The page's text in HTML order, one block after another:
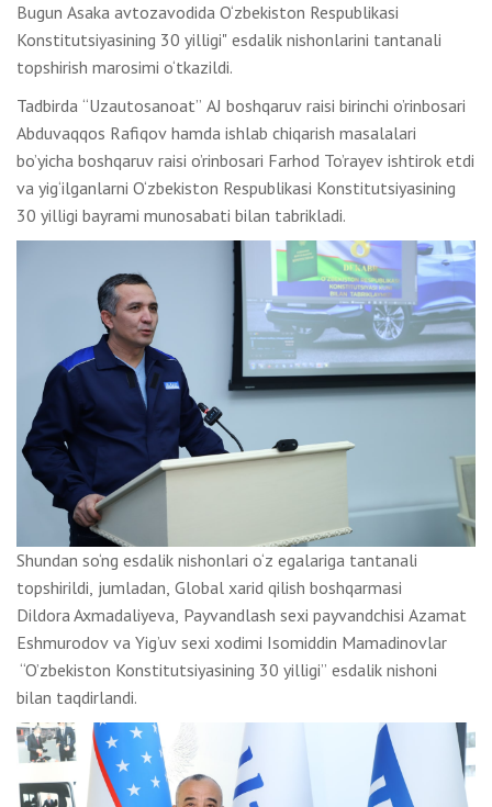
Bugun Asaka avtozavodida O‘zbekiston Respublikasi
Konstitutsiyasining 30 yilligi" esdalik nishonlarini tantanali
topshirish marosimi o‘tkazildi.
Tadbirda “Uzautosanoat” AJ boshqaruv raisi birinchi o’rinbosari
Abduvaqqos Rafiqov hamda ishlab chiqarish masalalari
bo’yicha boshqaruv raisi o’rinbosari Farhod To’rayev ishtirok etdi
va yig‘ilganlarni O‘zbekiston Respublikasi Konstitutsiyasining
30 yilligi bayrami munosabati bilan tabrikladi.
Shundan so‘ng esdalik nishonlari o‘z egalariga tantanali
topshirildi, jumladan, Global xarid qilish boshqarmasi
Dildora Axmadaliyeva, Payvandlash sexi payvandchisi Azamat
Eshmurodov va Yig’uv sexi xodimi Isomiddin Mamadinovlar
“O’zbekiston Konstitutsiyasining 30 yilligi” esdalik nishoni
bilan taqdirlandi.